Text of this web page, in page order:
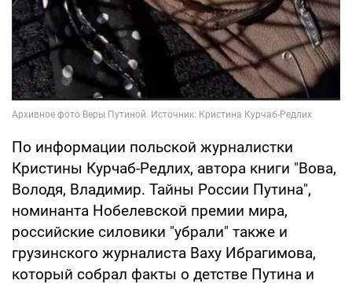
По информации польской журналистки
Кристины Курчаб-Редлих, автора книги "Вова,
Володя, Владимир. Тайны России Путина",
номинанта Нобелевской премии мира,
российские силовики "убрали" также и
грузинского журналиста Ваху Ибрагимова,
который собрал факты о детстве Путина и